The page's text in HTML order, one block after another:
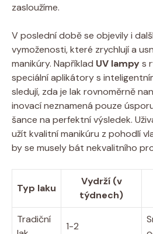
zasloužíme.
V poslední době se objevily i
vymoženosti, které zrychlují a
manikúry. Například UV lampys
speciální aplikátory s
sledují, zda je lak rovnoměrně
inovací neznamená pouze
šance na perfektní výsledek.
užít kvalitní manikúru z pohodlí
by se musely bát nekvalitního
Typ laku
Vydrží (v
týdnech)
Tradiční
1-2